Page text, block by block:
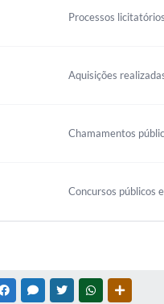
Processos
Aquisições
Chamamentos
Concursos públicos
FACEBOOKMESSENGER
TWITTERWHATSAPP